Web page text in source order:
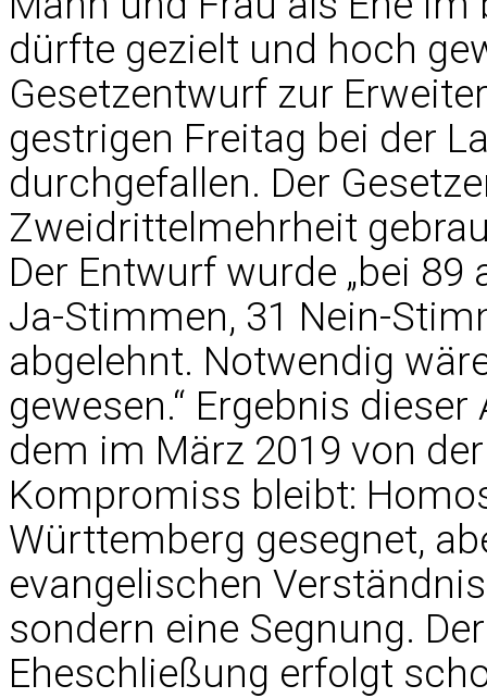
dürfte gezielt und hoch
Gesetzentwurf zur
gestrigen Freitag bei der
durchgefallen. Der
Zweidrittelmehrheit
Der Entwurf wurde „bei
Ja-Stimmen, 31 Nein-
abgelehnt. Notwendig
gewesen.“ Ergebnis
dem im März 2019 von
Kompromiss bleibt:
Württemberg gesegnet,
evangelischen
sondern eine Segnung.
Eheschließung erfolgt